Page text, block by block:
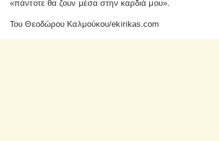
«πάντοτε θα ζουν μέσα στην καρδιά μου».
Του Θεοδώρου Καλμούκου/ekirikas.com